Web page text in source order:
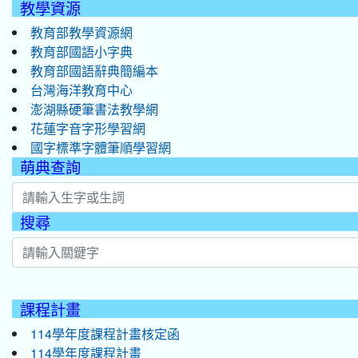
教學資源
教育部教學資源網
教育部國語小字典
教育部國語辭典簡編本
台灣海洋教育中心
澎湖縣硬筆書法教學網
花蓮字音字形學習網
國字標準字體筆順學習網
萌典查詢
搜尋
課程計畫
114學年度課程計畫核定函
114學年度課程計畫